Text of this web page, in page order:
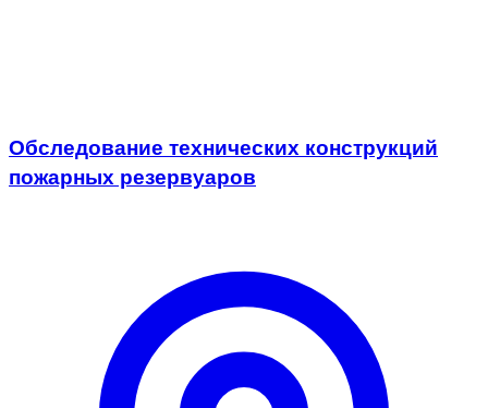
Обследование технических конструкций
пожарных резервуаров